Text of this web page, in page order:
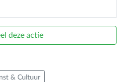
deze actie
& Cultuur